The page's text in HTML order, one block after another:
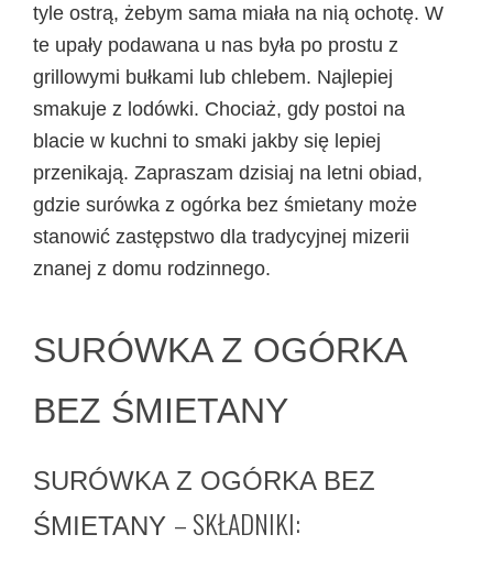
tyle ostrą, żebym sama miała na nią ochotę. W
te upały podawana u nas była po prostu z
grillowymi bułkami lub chlebem. Najlepiej
smakuje z lodówki. Chociaż, gdy postoi na
blacie w kuchni to smaki jakby się lepiej
przenikają. Zapraszam dzisiaj na letni obiad,
gdzie surówka z ogórka bez śmietany może
stanowić zastępstwo dla tradycyjnej mizerii
znanej z domu rodzinnego.
SURÓWKA Z OGÓRKA
BEZ ŚMIETANY
SURÓWKA Z OGÓRKA BEZ
ŚMIETANY – SKŁADNIKI: